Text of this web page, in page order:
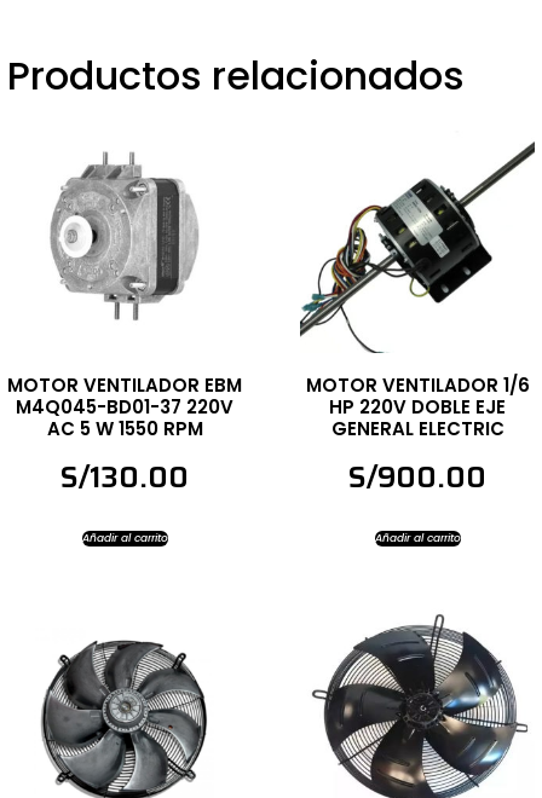
Productos relacionados
MOTOR VENTILADOR EBM
M4Q045-BD01-37 220V
AC 5 W 1550 RPM
S/130.00
Añadir al carrito
MOTOR VENTILADOR 1/6
HP 220V DOBLE EJE
GENERAL ELECTRIC
S/900.00
Añadir al carrito